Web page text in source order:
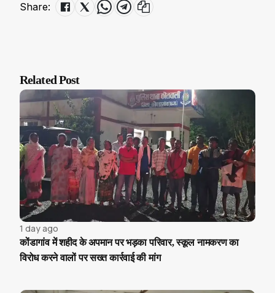
Share:
Related Post
1 day ago
कोंडागांव में शहीद के अपमान पर भड़का परिवार, स्कूल नामकरण का
विरोध करने वालों पर सख्त कार्रवाई की मांग